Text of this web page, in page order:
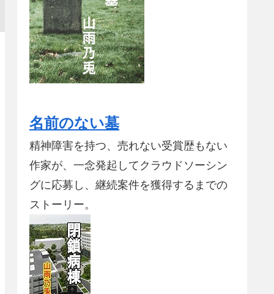
名前のない墓
精神障害を持つ、売れない受賞歴もない
作家が、一念発起してクラウドソーシン
グに応募し、継続案件を獲得するまでの
ストーリー。